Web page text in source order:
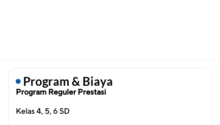
Program & Biaya
Program Reguler Prestasi
Kelas 4, 5, 6 SD